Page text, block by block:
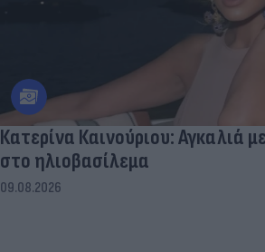
Κατερίνα Καινούριου: Αγκαλιά
στο ηλιοβασίλεμα
09.08.2026